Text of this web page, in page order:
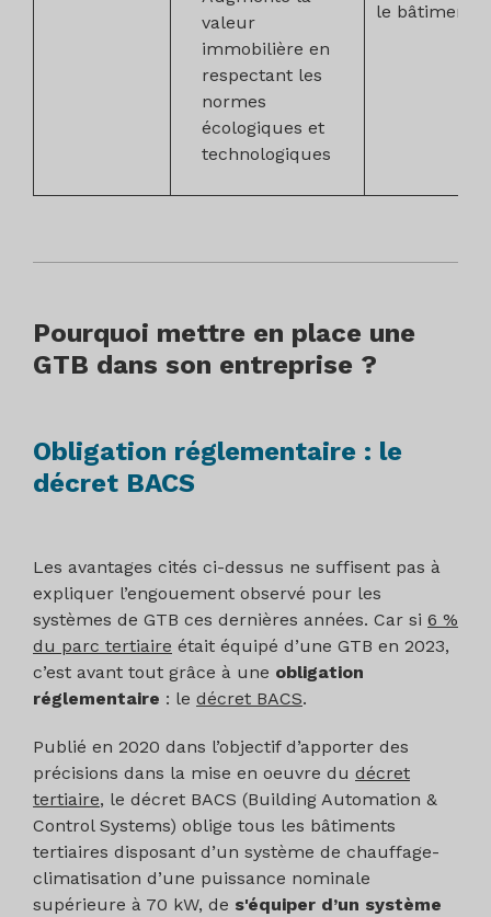
valeur
immobilière en
respectant les
normes
écologiques et
technologiques
le bâtiment
Pourquoi mettre en place une
GTB dans son entreprise ?
Obligation réglementaire : le
décret BACS
Les avantages cités ci-dessus ne suffisent pas à
expliquer l’engouement observé pour les
systèmes de GTB ces dernières années. Car si 6 %
du parc tertiaire était équipé d’une GTB en 2023,
c’est avant tout grâce à une obligation
réglementaire : le décret BACS.
Publié en 2020 dans l’objectif d’apporter des
précisions dans la mise en oeuvre du décret
tertiaire, le décret BACS (Building Automation &
Control Systems) oblige tous les bâtiments
tertiaires disposant d’un système de chauffage-
climatisation d’une puissance nominale
supérieure à 70 kW, de s'équiper d’un système